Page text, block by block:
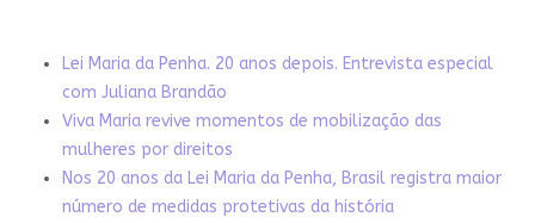
Lei Maria da Penha. 20 anos depois. Entrevista especial
com Juliana Brandão
Viva Maria revive momentos de mobilização das
mulheres por direitos
Nos 20 anos da Lei Maria da Penha, Brasil registra maior
número de medidas protetivas da história